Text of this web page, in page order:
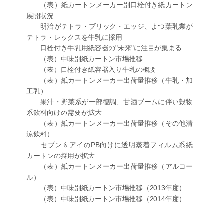
（表）紙カートンメーカー別口栓付き紙カートン
展開状況
明治がテトラ・ブリック・エッジ、よつ葉乳業が
テトラ・レックスを牛乳に採用
口栓付き牛乳用紙容器の"未来"に注目が集まる
（表）中味別紙カートン市場推移
（表）口栓付き紙容器入り牛乳の概要
（表）紙カートンメーカー出荷量推移（牛乳・加
工乳）
果汁・野菜系が一部復調、甘酒ブームに伴い穀物
系飲料向けの需要が拡大
（表）紙カートンメーカー出荷量推移（その他清
涼飲料）
セブン＆アイのPB向けに透明蒸着フィルム系紙
カートンの採用が拡大
（表）紙カートンメーカー出荷量推移（アルコー
ル）
（表）中味別紙カートン市場推移（2013年度）
（表）中味別紙カートン市場推移（2014年度）